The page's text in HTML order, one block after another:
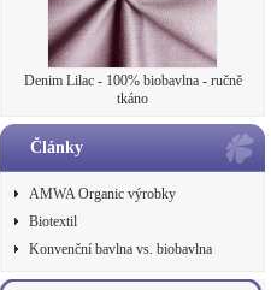
Denim Lilac - 100% biobavlna - ručně
tkáno
Články
AMWA Organic výrobky
Biotextil
Konvenční bavlna vs. biobavlna